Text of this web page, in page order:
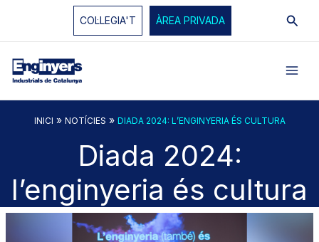
COL·LEGIA'T ÀREA PRIVADA
INICI » NOTÍCIES » DIADA 2024: L’ENGINYERIA ÉS CULTURA
Diada 2024:
l’enginyeria és cultura